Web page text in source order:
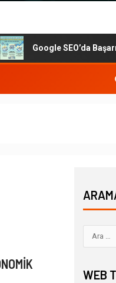
Google SEO’da
WEB